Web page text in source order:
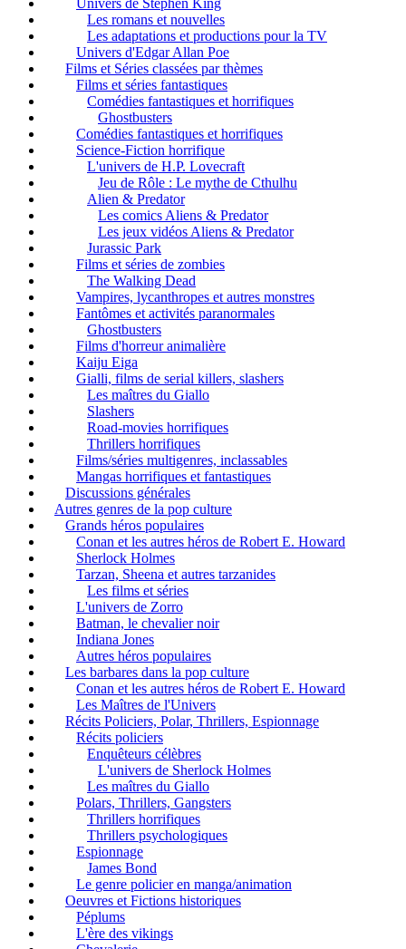
Univers de Stephen King
Les romans et nouvelles
Les adaptations et productions pour la TV
Univers d'Edgar Allan Poe
Films et Séries classées par thèmes
Films et séries fantastiques
Comédies fantastiques et horrifiques
Ghostbusters
Comédies fantastiques et horrifiques
Science-Fiction horrifique
L'univers de H.P. Lovecraft
Jeu de Rôle : Le mythe de Cthulhu
Alien & Predator
Les comics Aliens & Predator
Les jeux vidéos Aliens & Predator
Jurassic Park
Films et séries de zombies
The Walking Dead
Vampires, lycanthropes et autres monstres
Fantômes et activités paranormales
Ghostbusters
Films d'horreur animalière
Kaiju Eiga
Gialli, films de serial killers, slashers
Les maîtres du Giallo
Slashers
Road-movies horrifiques
Thrillers horrifiques
Films/séries multigenres, inclassables
Mangas horrifiques et fantastiques
Discussions générales
Autres genres de la pop culture
Grands héros populaires
Conan et les autres héros de Robert E. Howard
Sherlock Holmes
Tarzan, Sheena et autres tarzanides
Les films et séries
L'univers de Zorro
Batman, le chevalier noir
Indiana Jones
Autres héros populaires
Les barbares dans la pop culture
Conan et les autres héros de Robert E. Howard
Les Maîtres de l'Univers
Récits Policiers, Polar, Thrillers, Espionnage
Récits policiers
Enquêteurs célèbres
L'univers de Sherlock Holmes
Les maîtres du Giallo
Polars, Thrillers, Gangsters
Thrillers horrifiques
Thrillers psychologiques
Espionnage
James Bond
Le genre policier en manga/animation
Oeuvres et Fictions historiques
Péplums
L'ère des vikings